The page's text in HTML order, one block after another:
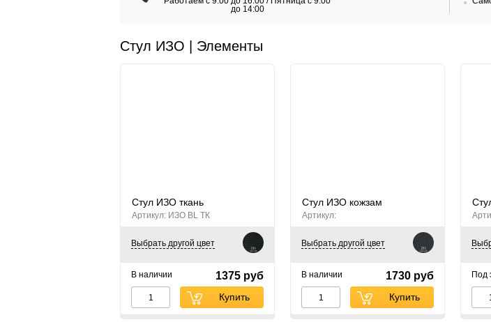
до 14:00
Стул ИЗО | Элементы
Стул ИЗО ткань
Артикул: ИЗО BL ТК
Выбрать другой цвет
В наличии 1375 руб
Купить
Стул ИЗО кожзам
Артикул:
Выбрать другой цвет
В наличии 1730 руб
Купить
Под